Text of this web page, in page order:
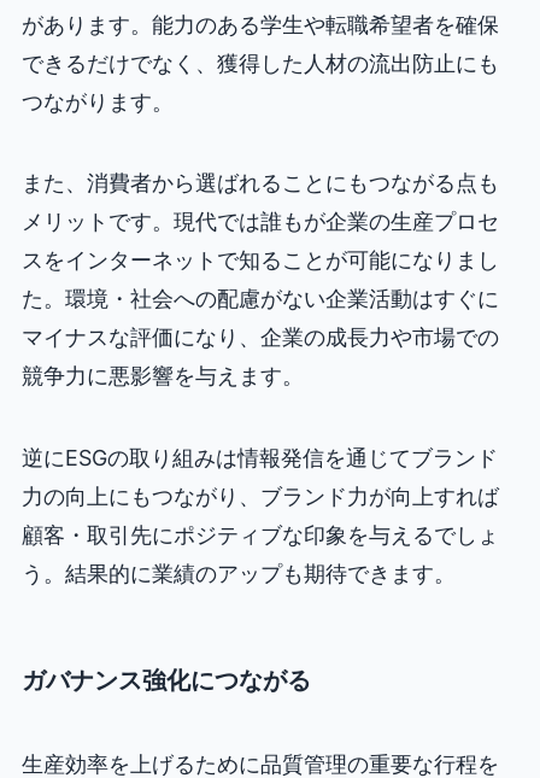
があります。能力のある学生や転職希望者を確保
できるだけでなく、獲得した人材の流出防止にも
つながります。
また、消費者から選ばれることにもつながる点も
メリットです。現代では誰もが企業の生産プロセ
スをインターネットで知ることが可能になりまし
た。環境・社会への配慮がない企業活動はすぐに
マイナスな評価になり、企業の成長力や市場での
競争力に悪影響を与えます。
逆にESGの取り組みは情報発信を通じてブランド
力の向上にもつながり、ブランド力が向上すれば
顧客・取引先にポジティブな印象を与えるでしょ
う。結果的に業績のアップも期待できます。
ガバナンス強化につながる
生産効率を上げるために品質管理の重要な行程を